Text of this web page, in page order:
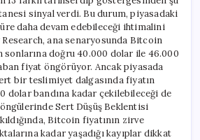
sinyal verdi. Bu durum, piyasadaki
daha devam edebileceği ihtimalini
ana senaryosunda Bitcoin
sonlarına doğru 40.000 dolar ile 46.000
fiyat öngörüyor. Ancak piyasada
bir teslimiyet dalgasında fiyatın
dolar bandına kadar çekilebileceği de
Sert Düşüş Beklentisi
Bitcoin fiyatının zirve
kadar yaşadığı kayıplar dikkat